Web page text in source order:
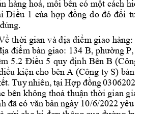
hàng hoá, mỗi bên có một cách hi
Điều 1 của hợp đồng do đó đối
ề thời gian và địa điểm giao hàng:
điểm bàn giao: 134 B, phường P,
5.2 Điều 5 quy định Bên B (Công
u kiện cho bên A (Công ty S) bàn
t. Tuy nhiên, tại Hợp đồng
bên không thoả thuận thời gian
đã có văn bản ngày 10/6/2022 yêu